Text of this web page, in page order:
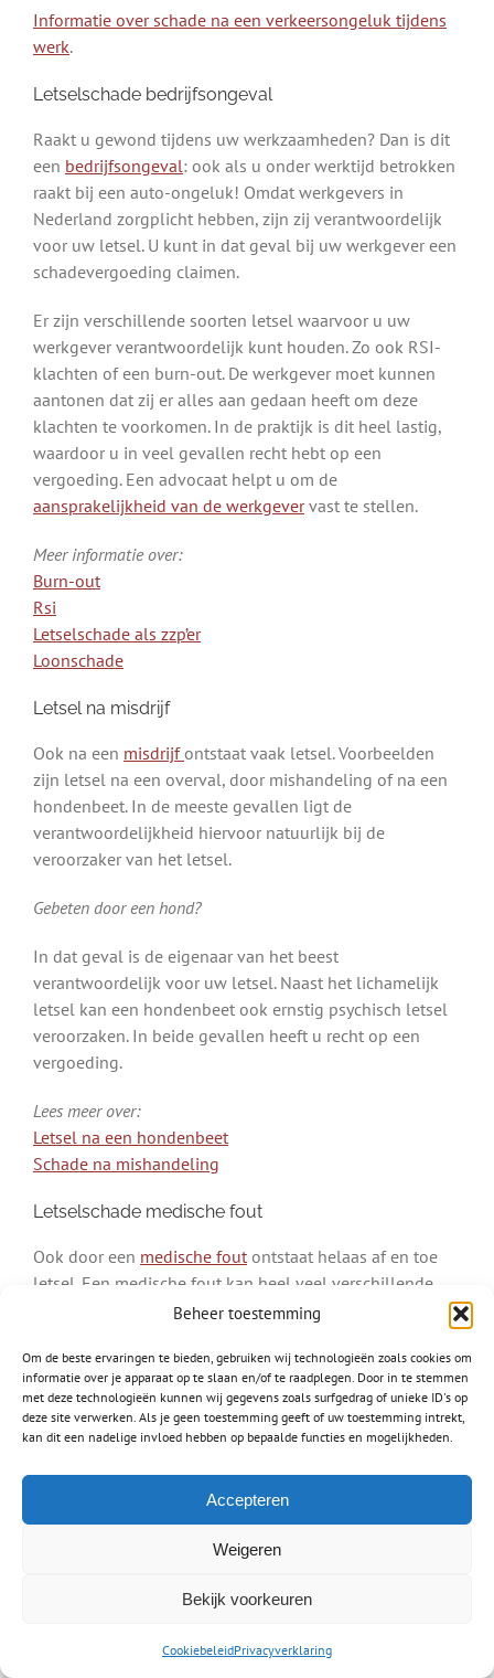
Beheer toestemming
Om de beste ervaringen te bieden, gebruiken wij technologieën zoals cookies om
informatie over je apparaat op te slaan en/of te raadplegen. Door in te stemmen
met deze technologieën kunnen wij gegevens zoals surfgedrag of unieke ID's op
deze site verwerken. Als je geen toestemming geeft of uw toestemming intrekt,
kan dit een nadelige invloed hebben op bepaalde functies en mogelijkheden.
Accepteren
Weigeren
Bekijk voorkeuren
CookiebeleidPrivacyverklaring
Informatie over schade na een verkeersongeluk tijdens
werk.
Letselschade bedrijfsongeval
Raakt u gewond tijdens uw werkzaamheden? Dan is dit
een bedrijfsongeval: ook als u onder werktijd betrokken
raakt bij een auto-ongeluk! Omdat werkgevers in
Nederland zorgplicht hebben, zijn zij verantwoordelijk
voor uw letsel. U kunt in dat geval bij uw werkgever een
schadevergoeding claimen.
Er zijn verschillende soorten letsel waarvoor u uw
werkgever verantwoordelijk kunt houden. Zo ook RSI-
klachten of een burn-out. De werkgever moet kunnen
aantonen dat zij er alles aan gedaan heeft om deze
klachten te voorkomen. In de praktijk is dit heel lastig,
waardoor u in veel gevallen recht hebt op een
vergoeding. Een advocaat helpt u om de
aansprakelijkheid van de werkgevervast te stellen.
Meer informatie over:
Burn-out
Rsi
Letselschade als zzp’er
Loonschade
Letsel na misdrijf
Ook na een misdrijf ontstaat vaak letsel. Voorbeelden
zijn letsel na een overval, door mishandeling of na een
hondenbeet. In de meeste gevallen ligt de
verantwoordelijkheid hiervoor natuurlijk bij de
veroorzaker van het letsel.
Gebeten door een hond?
In dat geval is de eigenaar van het beest
verantwoordelijk voor uw letsel. Naast het lichamelijk
letsel kan een hondenbeet ook ernstig psychisch letsel
veroorzaken. In beide gevallen heeft u recht op een
vergoeding.
Lees meer over:
Letsel na een hondenbeet
Schade na mishandeling
Letselschade medische fout
Ook door een medische fout ontstaat helaas af en toe
letsel. Een medische fout kan heel veel verschillende
dingen betekenen. Het stellen van een verkeerde
diagnose bijvoorbeeld, waardoor u de juiste zorg wordt
onthouden. Dit kan natuurlijk grote gevolgen hebben.
Het vaststellen van een medische fout is wel enorm
lastig. Dat komt omdat u moet kunnen aantonen dat uw
het niet gewoon een oprechte fout. Schakel bij een
letselschade advocaten uit Zevenaar in.